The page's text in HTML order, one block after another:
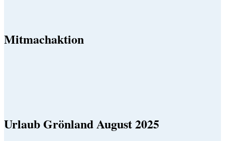
Mitmachaktion
Urlaub Grönland August 2025